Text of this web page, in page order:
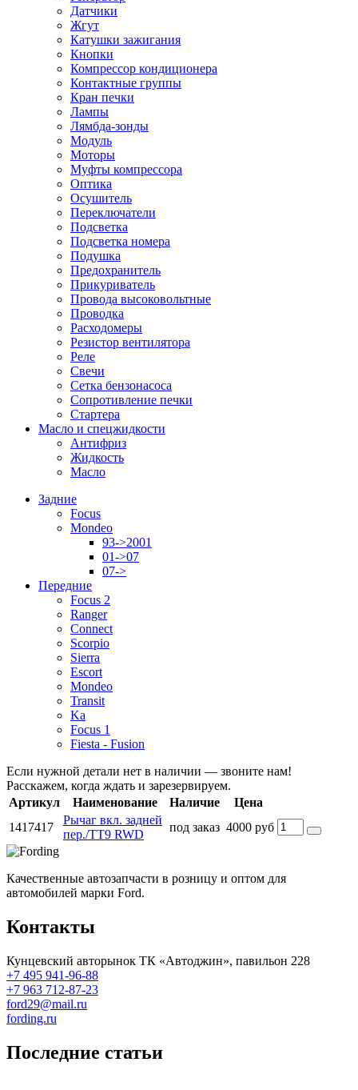
Датчики
Жгут
Катушки зажигания
Кнопки
Компрессор кондиционера
Контактные группы
Кран печки
Лампы
Лямбда-зонды
Модуль
Моторы
Муфты компрессора
Оптика
Осушитель
Переключатели
Подсветка
Подсветка номера
Подушка
Предохранитель
Прикуриватель
Провода высоковольтные
Проводка
Расходомеры
Резистор вентилятора
Реле
Свечи
Сетка бензонасоса
Сопротивление печки
Стартера
Масло и спецжидкости
Антифриз
Жидкость
Масло
Задние
Focus
Mondeo
93->2001
01->07
07->
Передние
Focus 2
Ranger
Connect
Scorpio
Sierra
Escort
Mondeo
Transit
Ka
Focus 1
Fiesta - Fusion
Если нужной детали нет в наличии — звоните нам!
Расскажем, когда ждать и зарезервируем.
Артикул
Наименование Наличие
Цена
1417417
Рычаг вкл. задней
пер./TT9 RWD
под заказ 4000 руб
Качественные автозапчасти в розницу и оптом для
автомобилей марки Ford.
Контакты
Кунцевский авторынок ТК «Автоджин», павильон 228
+7 495 941-96-88
+7 963 712-87-23
ford29@mail.ru
fording.ru
Последние статьи